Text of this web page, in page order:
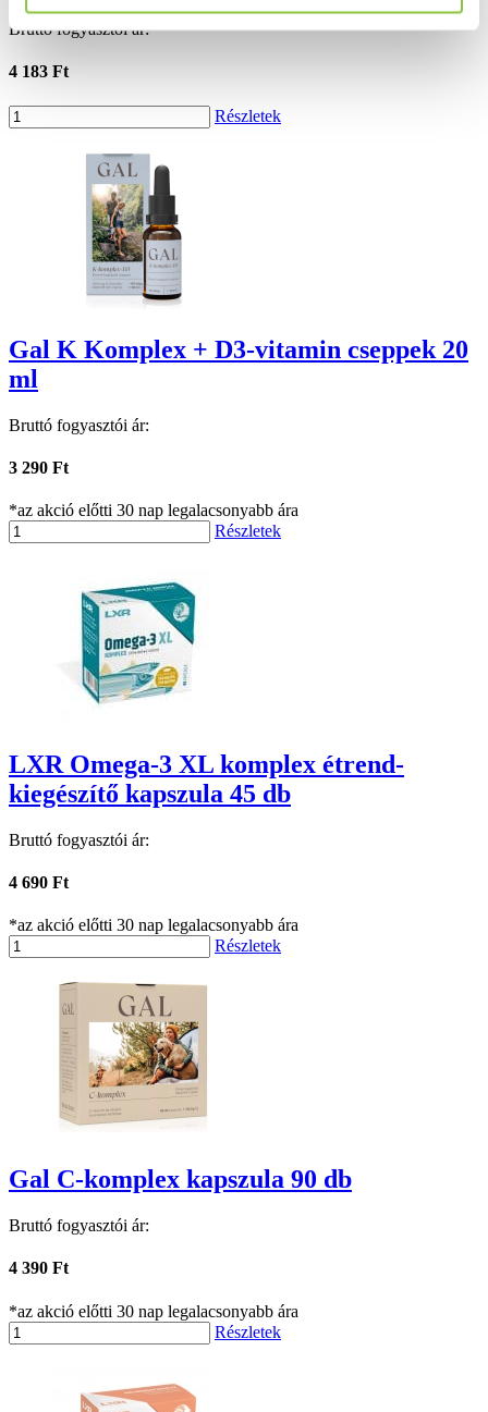
Bruttó fogyasztói ár:
4 183 Ft
Részletek
Gal K Komplex + D3-vitamin cseppek 20
ml
Bruttó fogyasztói ár:
3 290 Ft
*az akció előtti 30 nap legalacsonyabb ára
Részletek
LXR Omega-3 XL komplex étrend-
kiegészítő kapszula 45 db
Bruttó fogyasztói ár:
4 690 Ft
*az akció előtti 30 nap legalacsonyabb ára
Részletek
Gal C-komplex kapszula 90 db
Bruttó fogyasztói ár:
4 390 Ft
*az akció előtti 30 nap legalacsonyabb ára
Részletek